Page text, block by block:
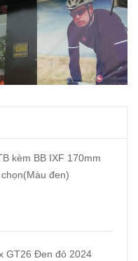
kèm BB IXF 170mm
đen)
GT26 Đen đỏ 2024